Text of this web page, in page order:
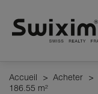
Accueil > Acheter >
186.55 m²